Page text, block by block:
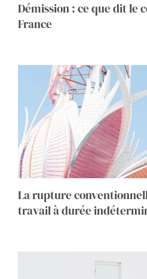
Démission : ce que dit le
France
La rupture
travail à durée